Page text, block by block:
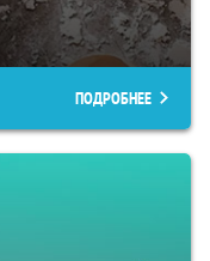
ПОДРОБНЕЕ